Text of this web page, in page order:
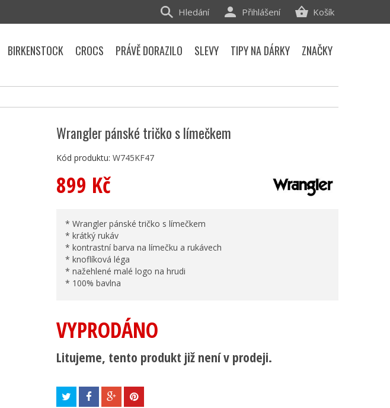
Wrangler pánské tričko s límečkem
Kód produktu: W745KF47
899 Kč
* Wrangler pánské tričko s límečkem
* krátký rukáv
* kontrastní barva na límečku a rukávech
* knoflíková léga
* nažehlené malé logo na hrudi
* 100% bavlna
VYPRODÁNO
Litujeme, tento produkt již není v prodeji.
Košík
Přihlášení
Hledání
BIRKENSTOCK CROCS PRÁVĚ DORAZILO SLEVY TIPY NA DÁRKY ZNAČKY